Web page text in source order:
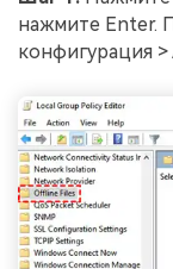
нажмите Enter.
конфигурация